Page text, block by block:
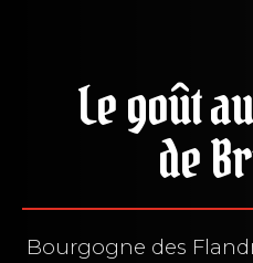
Le goût
de
Bourgogne des